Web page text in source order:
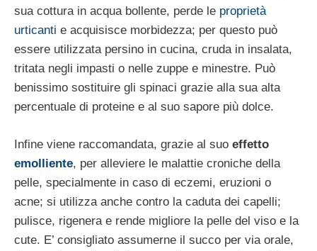
sua cottura in acqua bollente, perde le proprietà
urticanti e acquisisce morbidezza; per questo può
essere utilizzata persino in cucina, cruda in insalata,
tritata negli impasti o nelle zuppe e minestre. Può
benissimo sostituire gli spinaci grazie alla sua alta
percentuale di proteine e al suo sapore più dolce.
Infine viene raccomandata, grazie al suo effetto
emolliente, per alleviere le malattie croniche della
pelle, specialmente in caso di eczemi, eruzioni o
acne; si utilizza anche contro la caduta dei capelli;
pulisce, rigenera e rende migliore la pelle del viso e la
cute. E’ consigliato assumerne il succo per via orale,